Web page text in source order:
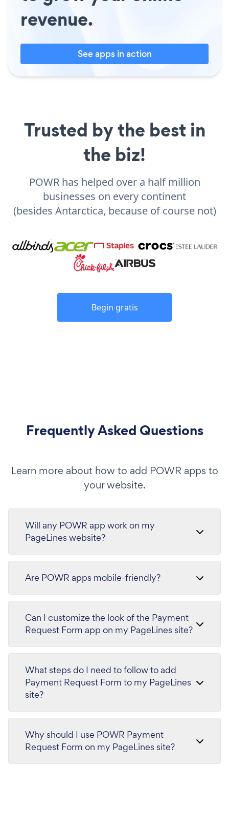
revenue.
See apps in action
Trusted by the best in
the biz!
POWR has helped over a half million
businesses on every continent
(besides Antarctica, because of course not)
Begin gratis
Frequently Asked Questions
Learn more about how to add POWR apps to
your website.
Will any POWR app work on my
PageLines website?
Are POWR apps mobile-friendly?
Can I customize the look of the Payment
Request Form app on my PageLines site?
What steps do I need to follow to add
Payment Request Form to my PageLines
site?
Why should I use POWR Payment
Request Form on my PageLines site?